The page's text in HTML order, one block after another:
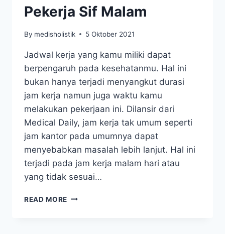
Pekerja Sif Malam
By medisholistik 5 Oktober 2021
Jadwal kerja yang kamu miliki dapat
berpengaruh pada kesehatanmu. Hal ini
bukan hanya terjadi menyangkut durasi
jam kerja namun juga waktu kamu
melakukan pekerjaan ini. Dilansir dari
Medical Daily, jam kerja tak umum seperti
jam kantor pada umumnya dapat
menyebabkan masalah lebih lanjut. Hal ini
terjadi pada jam kerja malam hari atau
yang tidak sesuai…
READ MORE 4